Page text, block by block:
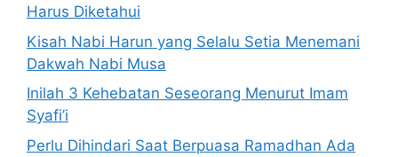
Harus Diketahui
Kisah Nabi Harun yang Selalu Setia Menemani
Dakwah Nabi Musa
Inilah 3 Kehebatan Seseorang Menurut Imam
Syafi’i
Perlu Dihindari Saat Berpuasa Ramadhan Ada